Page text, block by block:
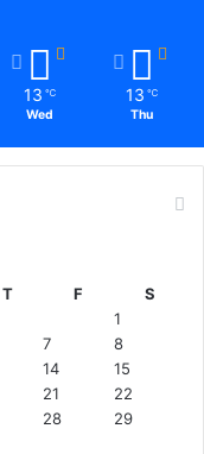
13 ℃
Wed
13 ℃
Thu
T F
S
1
7
8
14
15
21
22
28
29